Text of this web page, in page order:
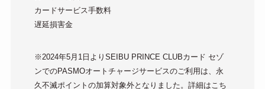
カードサービス手数料
遅延損害金
※2024年5月1日よりSEIBU PRINCE CLUBカード セゾ
ンでのPASMOオートチャージサービスのご利用は、永
久不滅ポイントの加算対象外となりました。詳細はこち